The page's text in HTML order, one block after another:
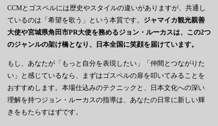
CCMとゴスペルには歴史やスタイルの違いがありますが、共通し
ているのは「希望を歌う」という本質です。 ジャマイカ観光親善
大使や宮城県角田市PR大使を務めるジョン・ルーカスは、この2つ
のジャンルの架け橋となり、日本全国に笑顔を届けています。
もし、あなたが「もっと自分を表現したい」「仲間とつながりた
い」と感じているなら、まずはゴスペルの扉を叩いてみることを
おすすめします。本場仕込みのテクニックと、日本文化への深い
理解を持つジョン・ルーカスの指導は、あなたの日常に新しい輝
きをもたらすはずです。